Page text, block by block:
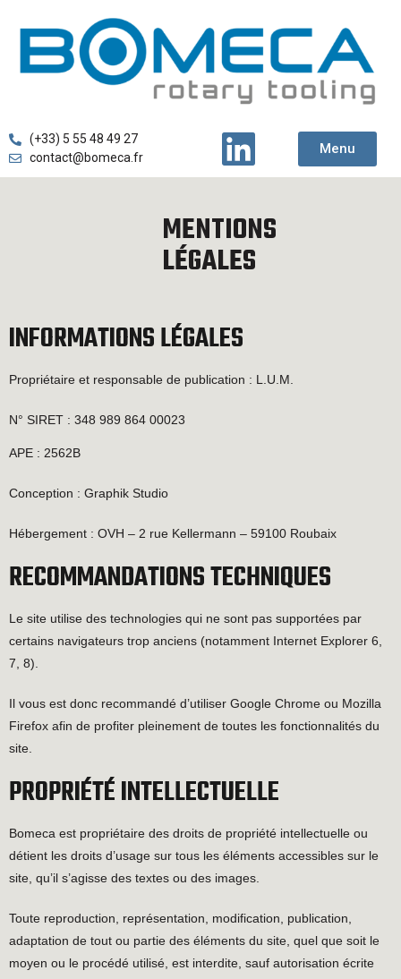
(+33) 5 55 48 49 27
contact@bomeca.fr
Menu
MENTIONS
LÉGALES
INFORMATIONS LÉGALES
Propriétaire et responsable de publication : L.U.M.
N° SIRET : 348 989 864 00023
APE : 2562B
Conception : Graphik Studio
Hébergement : OVH – 2 rue Kellermann – 59100 Roubaix
RECOMMANDATIONS TECHNIQUES
Le site utilise des technologies qui ne sont pas supportées par
certains navigateurs trop anciens (notamment Internet Explorer 6,
7, 8).
Il vous est donc recommandé d’utiliser Google Chrome ou Mozilla
Firefox afin de profiter pleinement de toutes les fonctionnalités du
site.
PROPRIÉTÉ INTELLECTUELLE
Bomeca est propriétaire des droits de propriété intellectuelle ou
détient les droits d’usage sur tous les éléments accessibles sur le
site, qu’il s’agisse des textes ou des images.
Toute reproduction, représentation, modification, publication,
adaptation de tout ou partie des éléments du site, quel que soit le
moyen ou le procédé utilisé, est interdite, sauf autorisation écrite